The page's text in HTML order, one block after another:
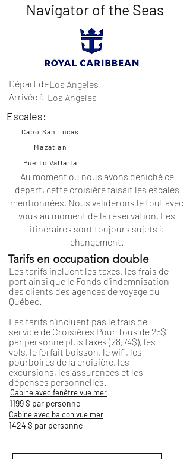
Navigator of the Seas
Départ de
Arrivée à
Los Angeles
Los Angeles
Escales:
Cabo San Lucas
Mazatlan
Puerto Vallarta
Au moment ou nous avons déniché ce
départ, cette croisière faisait les escales
mentionnées. Nous validerons le tout avec
vous au moment de la réservation. Les
itinéraires sont toujours sujets à
changement.
Tarifs en occupation double
Les tarifs incluent les taxes, les frais de
port ainsi que le Fonds d'indemnisation
des clients des agences de voyage du
Québec.
Les tarifs n'incluent pas le frais de
service de Croisières Pour Tous de 25$
par personne plus taxes (28,74$), les
vols, le forfait boisson, le wifi, les
pourboires de la croisière, les
excursions, les assurances et les
dépenses personnelles.
Cabine avec fenêtre vue mer
1199 $ par personne
Cabine avec balcon vue mer
1424 $ par personne